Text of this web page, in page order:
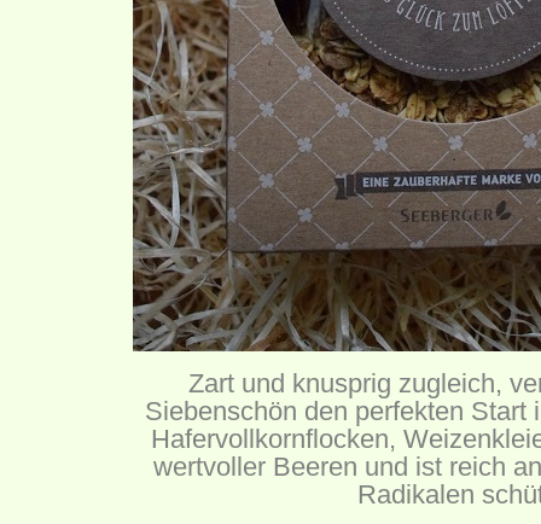
Zart und knusprig zugleich,
Siebenschön den perfekten Start
Hafervollkornflocken,
wertvoller Beeren und ist reich
Radikalen